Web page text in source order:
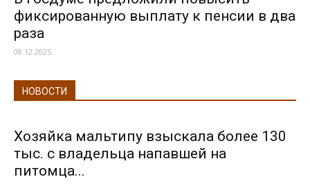
фиксированную выплату к пенсии в два
раза
08.12.2025
НОВОСТИ
Хозяйка мальтипу взыскала более 130
тыс. с владельца напавшей на
питомца...